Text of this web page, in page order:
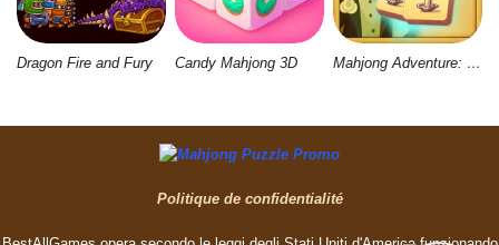
Dragon Fire and Fury Candy Mahjong 3D Mahjong Adventure: World Quest
Politique de confidentialité